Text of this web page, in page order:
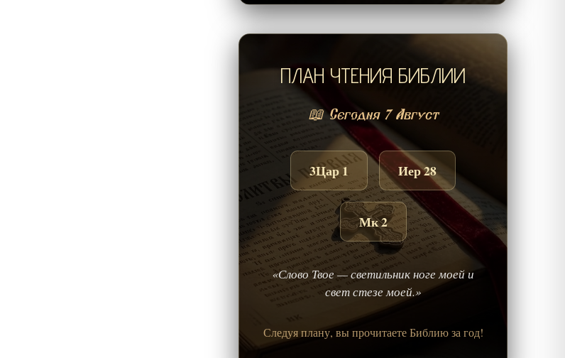
ПЛАН ЧТЕНИЯ БИБЛИИ
📖 Сегодня 7 Август
3Цар 1 Иер 28
Мк 2
«Слово Твое — светильник ноге моей и
свет стезе моей.»
Следуя плану, вы прочитаете Библию за год!